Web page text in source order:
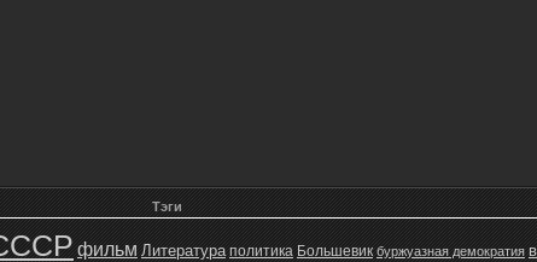
Тэги
фильм Литература политика Большевик буржуазная демократия